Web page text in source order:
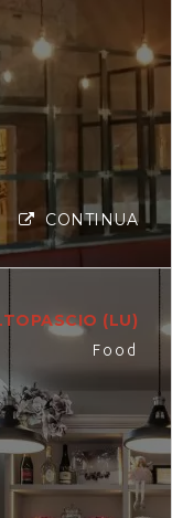
CONTINUA
(LU)
Food